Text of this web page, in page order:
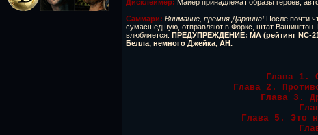
Дисклеймер: Майер принадлежат образы героев,
Саммари: Внимание, премия Дарвина! После почти
сумасшедшую, отправляют в Форкс, штат Вашингтон.
влюбляется. ПРЕДУПРЕЖДЕНИЕ: МА (рейтинг NC-
Белла, немного Джейка, AH.
Глава 1.
Глава 2.
Глава 3.
Глава 5. Это